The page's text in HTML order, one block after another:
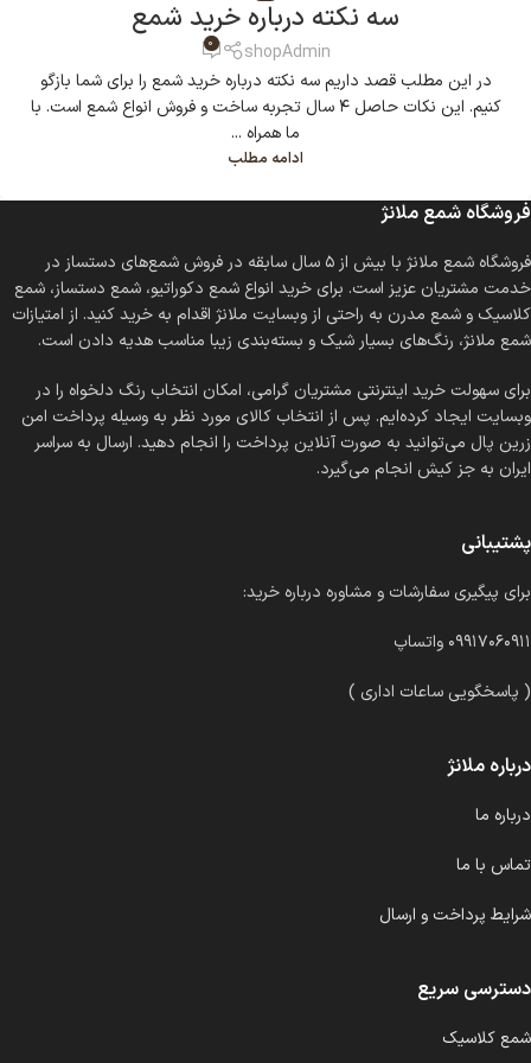
سه نکته درباره خرید شمع
shopAdmin
0
در این مطلب قصد داریم سه نکته درباره خرید شمع را برای شما بازگو
کنیم. این نکات حاصل ۴ سال تجربه ساخت و فروش انواع شمع است. با
ما همراه ...
ادامه مطلب
فروشگاه شمع ملانژ
فروشگاه شمع ملانژ با بیش از ۵ سال سابقه در فروش شمع‌های دستساز در
خدمت مشتریان عزیز است. برای خرید انواع شمع دکوراتیو، شمع دستساز، شمع
کلاسیک و شمع مدرن به راحتی از وبسایت ملانژ اقدام به خرید کنید. از امتیازات
شمع ملانژ، رنگ‌های بسیار شیک و بسته‌بندی زیبا مناسب هدیه دادن است.
برای سهولت خرید اینترنتی مشتریان گرامی، امکان انتخاب رنگ دلخواه را در
وبسایت ایجاد کرده‌ایم. پس از انتخاب کالای مورد نظر به وسیله پرداخت امن
زرین پال می‌توانید به صورت آنلاین پرداخت را انجام دهید. ارسال به سراسر
ایران به جز کیش انجام می‌گیرد.
پشتیبانی
برای پیگیری سفارشات و مشاوره درباره خرید:
۰۹۹۱۷۰۶۰۹۱۱ واتساپ
( پاسخگویی ساعات اداری )
درباره ملانژ
درباره ما
تماس با ما
شرایط پرداخت و ارسال
دسترسی سریع
شمع کلاسیک